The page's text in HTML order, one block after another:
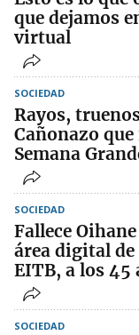
que dejamos
virtual
SOCIEDAD
Rayos,
Cañonazo
Semana
SOCIEDAD
Fallece
área digital
EITB, a los 45
SOCIEDAD